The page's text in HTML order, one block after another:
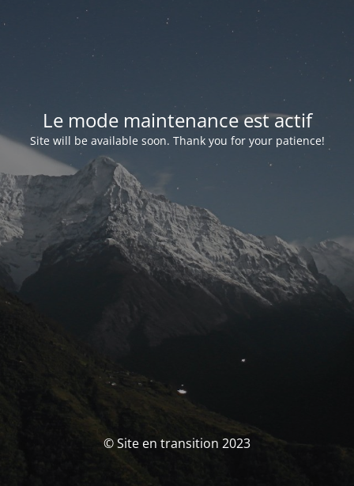
Le mode maintenance est actif
Site will be available soon. Thank you for your patience!
© Site en transition 2023